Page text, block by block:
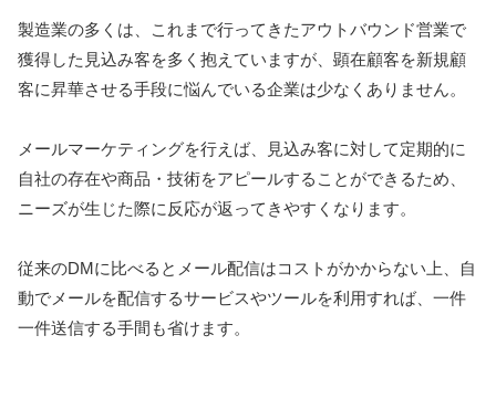
製造業の多くは、これまで行ってきたアウトバウンド営業で
獲得した見込み客を多く抱えていますが、顕在顧客を新規顧
客に昇華させる手段に悩んでいる企業は少なくありません。
メールマーケティングを行えば、見込み客に対して定期的に
自社の存在や商品・技術をアピールすることができるため、
ニーズが生じた際に反応が返ってきやすくなります。
従来のDMに比べるとメール配信はコストがかからない上、自
動でメールを配信するサービスやツールを利用すれば、一件
一件送信する手間も省けます。